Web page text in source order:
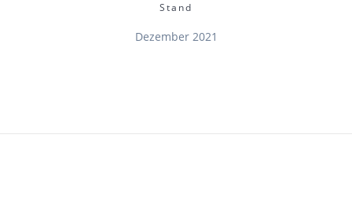
Stand
Dezember 2021